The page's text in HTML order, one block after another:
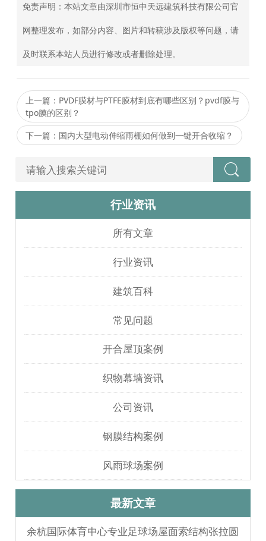
免责声明：本站文章由深圳市恒中天远建筑科技有限公司官
网整理发布，如部分内容、图片和转稿涉及版权等问题，请
及时联系本站人员进行修改或者删除处理。
上一篇：PVDF膜材与PTFE膜材到底有哪些区别？pvdf膜与
tpo膜的区别？
下一篇：国内大型电动伸缩雨棚如何做到一键开合收缩？
行业资讯
所有文章
行业资讯
建筑百科
常见问题
开合屋顶案例
织物幕墙资讯
公司资讯
钢膜结构案例
风雨球场案例
最新文章
余杭国际体育中心专业足球场屋面索结构张拉圆